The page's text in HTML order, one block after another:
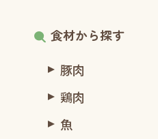
食材から探す
豚肉
鶏肉
魚